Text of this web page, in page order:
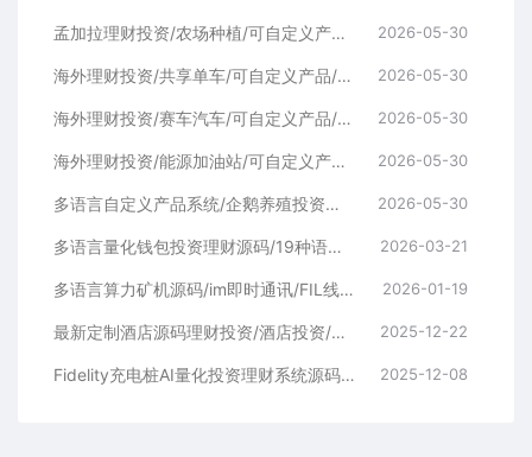
孟加拉理财投资/农场种植/可自定义产品/促销任务/三级分销 2026-05-30
海外理财投资/共享单车/可自定义产品/促销任务/三级分销 2026-05-30
海外理财投资/赛车汽车/可自定义产品/促销任务/三级分销 2026-05-30
海外理财投资/能源加油站/可自定义产品/促销任务/三级分销 2026-05-30
多语言自定义产品系统/企鹅养殖投资返利/一键安装 2026-05-30
多语言量化钱包投资理财源码/19种语言+行情实时数据 2026-03-21
多语言算力矿机源码/im即时通讯/FIL线性释放/脚本齐全/搭建教程 2026-01-19
最新定制酒店源码理财投资/酒店投资/前端编译后 2025-12-22
Fidelity充电桩AI量化投资理财系统源码 | 前端UniApp+后端PHP开源完整版 2025-12-08